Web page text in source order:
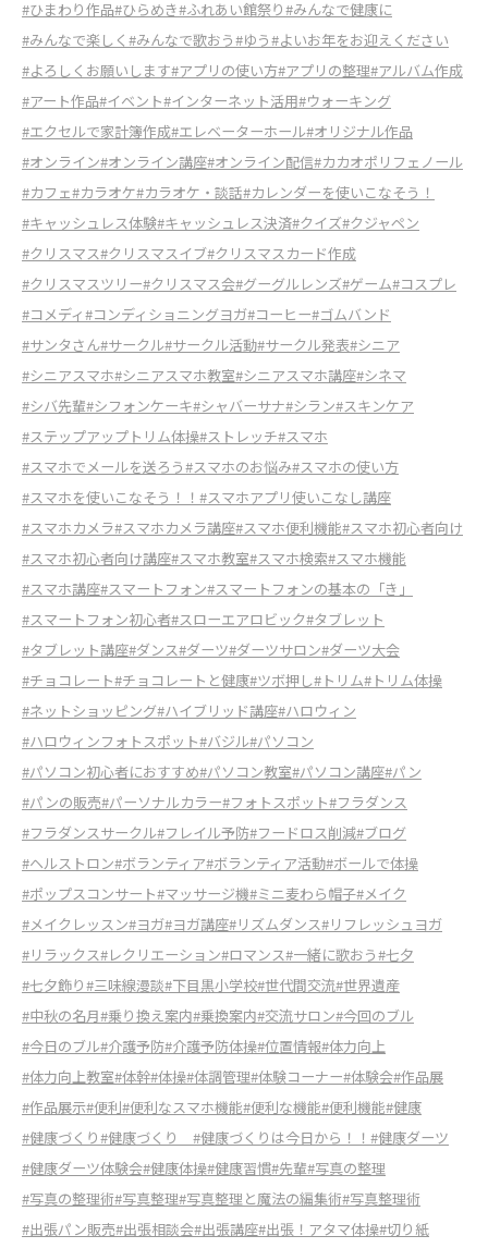
#ひまわり作品#ひらめき#ふれあい館祭り#みんなで健康に
#みんなで楽しく #みんなで歌おう#ゆう#よいお年をお迎えください
#よろしくお願いします#アプリの使い方#アプリの整理#アルバム作成
#アート作品#イベント#インターネット活用#ウォーキング
#エクセルで家計簿作成#エレベーターホール#オリジナル作品
#オンライン#オンライン講座#オンライン配信#カカオポリフェノール
#カフェ#カラオケ#カラオケ・談話#カレンダーを使いこなそう！
#キャッシュレス体験#キャッシュレス決済#クイズ#クジャペン
#クリスマス#クリスマスイブ#クリスマスカード作成
#クリスマスツリー#クリスマス会#グーグルレンズ#ゲーム#コスプレ
#コメディ#コンディショニングヨガ#コーヒー#ゴムバンド
#サンタさん#サークル#サークル活動#サークル発表#シニア
#シニアスマホ#シニアスマホ教室#シニアスマホ講座#シネマ
#シバ先輩#シフォンケーキ#シャバーサナ#シラン#スキンケア
#ステップアップトリム体操#ストレッチ#スマホ
#スマホでメールを送ろう#スマホのお悩み#スマホの使い方
#スマホを使いこなそう！！ #スマホアプリ使いこなし講座
#スマホカメラ#スマホカメラ講座#スマホ便利機能#スマホ初心者向け
#スマホ初心者向け講座#スマホ教室#スマホ検索#スマホ機能
#スマホ講座#スマートフォン#スマートフォンの基本の「き」
#スマートフォン初心者#スローエアロビック#タブレット
#タブレット講座#ダンス#ダーツ#ダーツサロン#ダーツ大会
#チョコレート#チョコレートと健康#ツボ押し#トリム#トリム体操
#ネットショッピング#ハイブリッド講座#ハロウィン
#ハロウィンフォトスポット#バジル#パソコン
#パソコン初心者におすすめ#パソコン教室#パソコン講座#パン
#パンの販売#パーソナルカラー#フォトスポット#フラダンス
#フラダンスサークル#フレイル予防#フードロス削減#ブログ
#ヘルストロン#ボランティア#ボランティア活動#ボールで体操
#ポップスコンサート#マッサージ機#ミニ麦わら帽子#メイク
#メイクレッスン#ヨガ#ヨガ講座#リズムダンス#リフレッシュヨガ
#リラックス#レクリエーション#ロマンス#一緒に歌おう#七夕
#七夕飾り#三味線漫談#下目黒小学校#世代間交流#世界遺産
#中秋の名月#乗り換え案内#乗換案内#交流サロン#今回のブル
#今日のブル#介護予防#介護予防体操#位置情報#体力向上
#体力向上教室#体幹#体操#体調管理#体験コーナー#体験会#作品展
#作品展示#便利#便利なスマホ機能#便利な機能#便利機能#健康
#健康づくり#健康づくり #健康づくりは今日から！！ #健康ダーツ
#健康ダーツ体験会#健康体操#健康習慣#先輩#写真の整理
#写真の整理術#写真整理#写真整理と魔法の編集術#写真整理術
#出張パン販売#出張相談会#出張講座#出張！アタマ体操#切り紙